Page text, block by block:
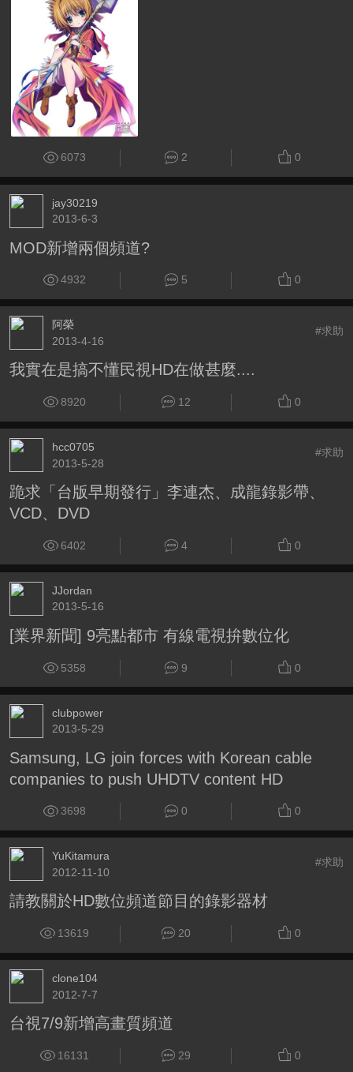
6073 2 0
jay30219
2013-6-3
MOD新增兩個頻道?
4932 5 0
阿榮
2013-4-16
#求助
我實在是搞不懂民視HD在做甚麼....
8920 12 0
hcc0705
2013-5-28
#求助
跪求「台版早期發行」李連杰、成龍錄影帶、
VCD、DVD
6402 4 0
JJordan
2013-5-16
[業界新聞] 9亮點都市 有線電視拚數位化
5358 9 0
clubpower
2013-5-29
Samsung, LG join forces with Korean cable
companies to push UHDTV content HD
3698 0 0
YuKitamura
2012-11-10
#求助
請教關於HD數位頻道節目的錄影器材
13619 20 0
clone104
2012-7-7
台視7/9新增高畫質頻道
16131 29 0